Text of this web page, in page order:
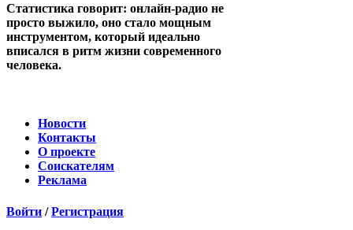
Статистика говорит: онлайн-радио не
просто выжило, оно стало мощным
инструментом, который идеально
вписался в ритм жизни современного
человека.
Новости
Контакты
О проекте
Соискателям
Реклама
Войти /Регистрация